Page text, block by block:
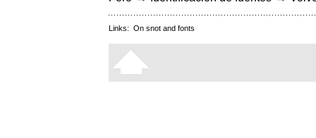
Links: On snot and fonts